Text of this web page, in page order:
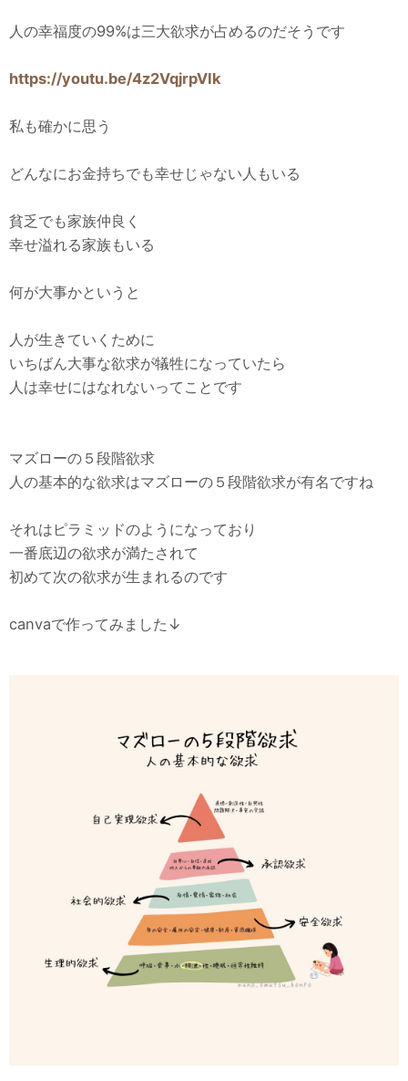
人の幸福度の99%は三大欲求が占めるのだそうです
https://youtu.be/4z2VqjrpVIk
私も確かに思う
どんなにお金持ちでも幸せじゃない人もいる
貧乏でも家族仲良く
幸せ溢れる家族もいる
何が大事かというと
人が生きていくために
いちばん大事な欲求が犠牲になっていたら
人は幸せにはなれないってことです
マズローの５段階欲求
人の基本的な欲求はマズローの５段階欲求が有名ですね
それはピラミッドのようになっており
一番底辺の欲求が満たされて
初めて次の欲求が生まれるのです
canvaで作ってみました↓